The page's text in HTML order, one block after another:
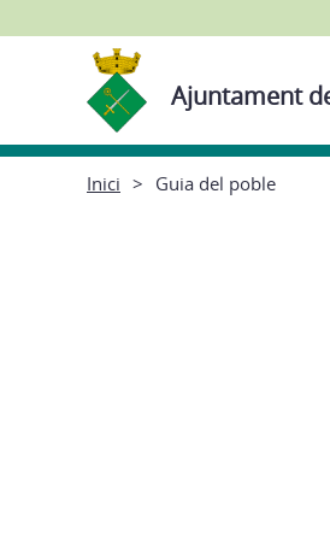
Ajuntament
Inici Guia del poble